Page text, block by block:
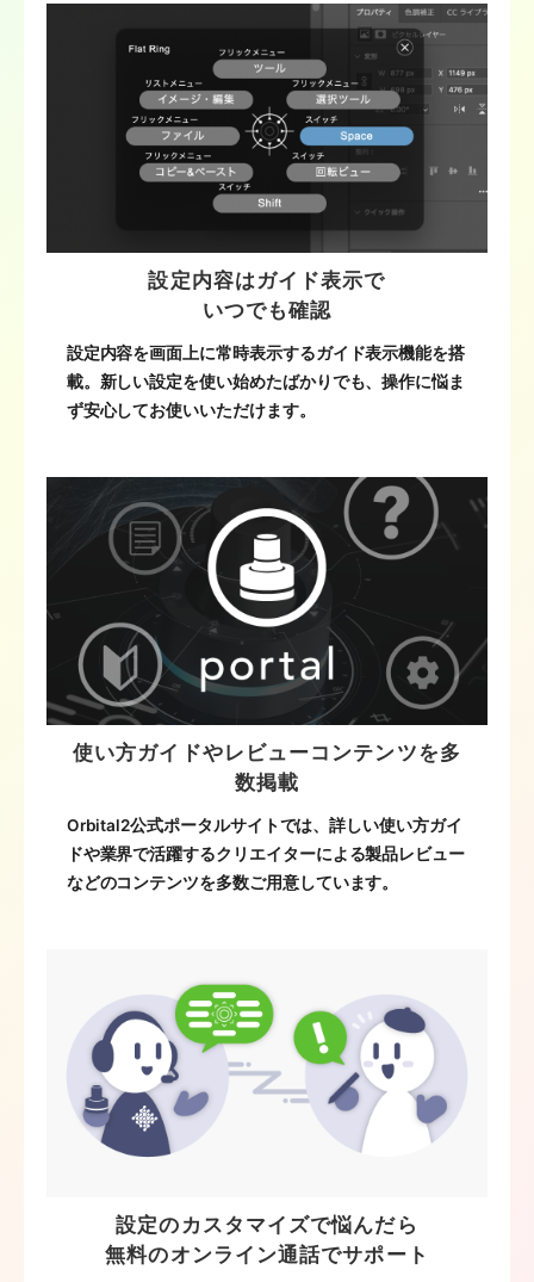
設定内容はガイド表示で
いつでも確認
設定内容を画面上に常時表示するガイド表示機能を搭
載。新しい設定を使い始めたばかりでも、操作に悩ま
ず安心してお使いいただけます。
使い方ガイドやレビューコンテンツを多
数掲載
Orbital2公式ポータルサイトでは、詳しい使い方ガイ
ドや業界で活躍するクリエイターによる製品レビュー
などのコンテンツを多数ご用意しています。
設定のカスタマイズで悩んだら
無料のオンライン通話でサポート